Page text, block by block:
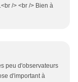
/> <br /> Bien à
peu d'observateurs
d'important à